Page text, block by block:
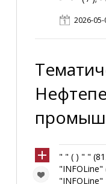
2026-05-
" " ( ) " "
"INFOLine"
"INFOLine"